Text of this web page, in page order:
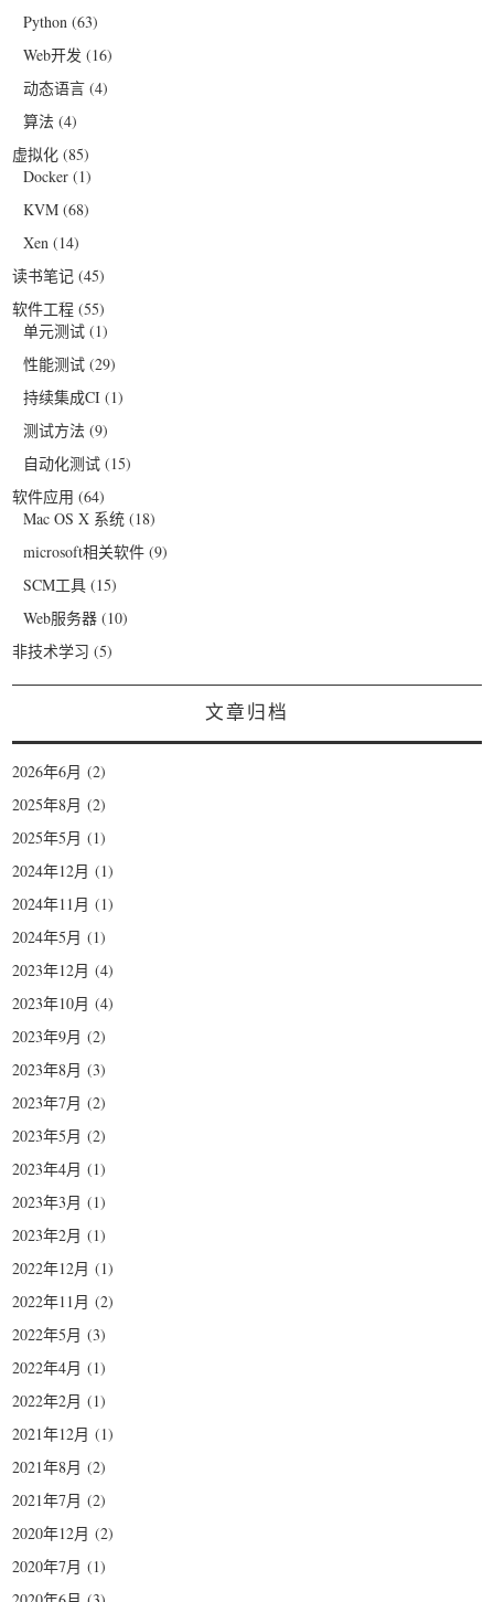
Python (63)
Web开发 (16)
动态语言 (4)
算法 (4)
虚拟化 (85)
Docker (1)
KVM (68)
Xen (14)
读书笔记 (45)
软件工程 (55)
单元测试 (1)
性能测试 (29)
持续集成CI (1)
测试方法 (9)
自动化测试 (15)
软件应用 (64)
Mac OS X 系统 (18)
microsoft相关软件 (9)
SCM工具 (15)
Web服务器 (10)
非技术学习 (5)
文章归档
2026年6月 (2)
2025年8月 (2)
2025年5月 (1)
2024年12月 (1)
2024年11月 (1)
2024年5月 (1)
2023年12月 (4)
2023年10月 (4)
2023年9月 (2)
2023年8月 (3)
2023年7月 (2)
2023年5月 (2)
2023年4月 (1)
2023年3月 (1)
2023年2月 (1)
2022年12月 (1)
2022年11月 (2)
2022年5月 (3)
2022年4月 (1)
2022年2月 (1)
2021年12月 (1)
2021年8月 (2)
2021年7月 (2)
2020年12月 (2)
2020年7月 (1)